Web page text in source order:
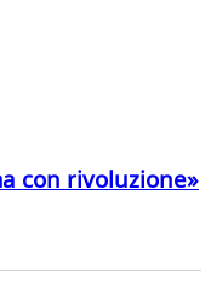
con rivoluzione»